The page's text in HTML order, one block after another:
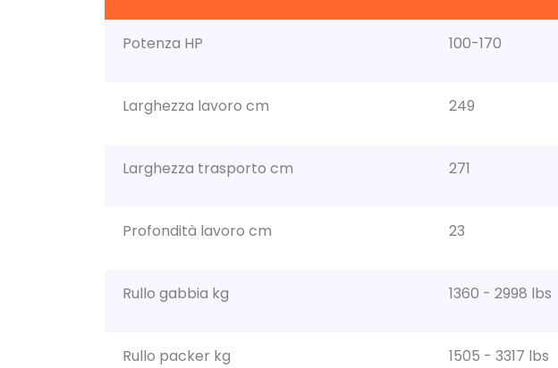
Potenza HP 100-170
Larghezza lavoro cm 249
Larghezza trasporto cm 271
Profondità lavoro cm 23
Rullo gabbia kg 1360 - 2998 lbs
Rullo packer kg 1505 - 3317 lbs